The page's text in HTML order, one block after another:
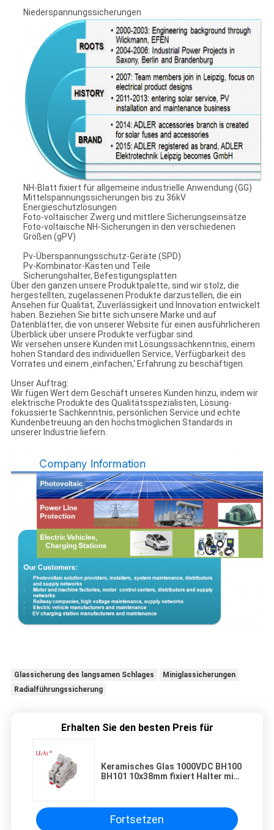
Niederspannungssicherungen
NH-Blatt fixiert für allgemeine industrielle Anwendung (GG)
Mittelspannungssicherungen bis zu 36kV
Energieschutzlösungen
Foto-voltaischer Zwerg und mittlere Sicherungseinsätze
Foto-voltaische NH-Sicherungen in den verschiedenen
Größen (gPV)
Pv-Überspannungsschutz-Geräte (SPD)
Pv-Kombinator-Kästen und Teile
Sicherungshalter, Befestigungsplatten
Über den ganzen unsere Produktpalette, sind wir stolz, die
hergestellten, zugelassenen Produkte darzustellen, die ein
Ansehen für Qualität, Zuverlässigkeit und Innovation entwickelt
haben. Beziehen Sie bitte sich unsere Marke und auf
Datenblätter, die von unserer Website für einen ausführlicheren
Überblick über unsere Produkte verfügbar sind.
Wir versehen unsere Kunden mit Lösungssachkenntnis, einem
hohen Standard des individuellen Service, Verfügbarkeit des
Vorrates und einem ‚einfachen,‘ Erfahrung zu beschäftigen.
Unser Auftrag:
Wir fügen Wert dem Geschäft unseres Kunden hinzu, indem wir
elektrische Produkte des Qualitätsspezialisten, Lösung-
fokussierte Sachkenntnis, persönlichen Service und echte
Kundenbetreuung an den höchstmöglichen Standards in
unserer Industrie liefern.
Glassicherung des langsamen Schlages
Miniglassicherungen
Radialführungssicherung
Erhalten Sie den besten Preis für
Keramisches Glas 1000VDC BH100
BH101 10x38mm fixiert Halter mit
Fortsetzen